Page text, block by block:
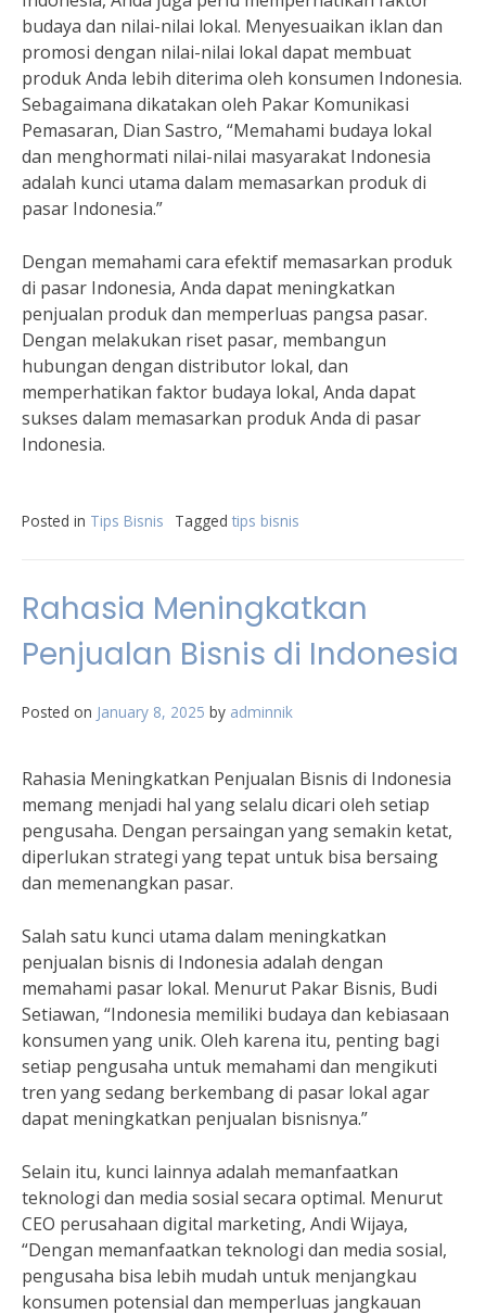
budaya dan nilai-nilai lokal. Menyesuaikan iklan dan
promosi dengan nilai-nilai lokal dapat membuat
produk Anda lebih diterima oleh konsumen Indonesia.
Sebagaimana dikatakan oleh Pakar Komunikasi
Pemasaran, Dian Sastro, “Memahami budaya lokal
dan menghormati nilai-nilai masyarakat Indonesia
adalah kunci utama dalam memasarkan produk di
pasar Indonesia.”
Dengan memahami cara efektif memasarkan produk
di pasar Indonesia, Anda dapat meningkatkan
penjualan produk dan memperluas pangsa pasar.
Dengan melakukan riset pasar, membangun
hubungan dengan distributor lokal, dan
memperhatikan faktor budaya lokal, Anda dapat
sukses dalam memasarkan produk Anda di pasar
Indonesia.
Posted in Tips Bisnis Tagged tips bisnis
Rahasia Meningkatkan
Penjualan Bisnis di Indonesia
Posted on January 8, 2025 by adminnik
Rahasia Meningkatkan Penjualan Bisnis di Indonesia
memang menjadi hal yang selalu dicari oleh setiap
pengusaha. Dengan persaingan yang semakin ketat,
diperlukan strategi yang tepat untuk bisa bersaing
dan memenangkan pasar.
Salah satu kunci utama dalam meningkatkan
penjualan bisnis di Indonesia adalah dengan
memahami pasar lokal. Menurut Pakar Bisnis, Budi
Setiawan, “Indonesia memiliki budaya dan kebiasaan
konsumen yang unik. Oleh karena itu, penting bagi
setiap pengusaha untuk memahami dan mengikuti
tren yang sedang berkembang di pasar lokal agar
dapat meningkatkan penjualan bisnisnya.”
Selain itu, kunci lainnya adalah memanfaatkan
teknologi dan media sosial secara optimal. Menurut
CEO perusahaan digital marketing, Andi Wijaya,
“Dengan memanfaatkan teknologi dan media sosial,
pengusaha bisa lebih mudah untuk menjangkau
konsumen potensial dan memperluas jangkauan